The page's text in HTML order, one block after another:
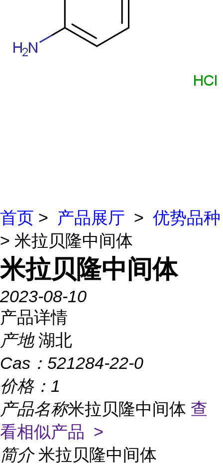
首页 > 产品展厅 > 优势品种
> 米拉贝隆中间体
米拉贝隆中间体
2023-08-10
产品详情
产地 湖北
Cas： 521284-22-0
价格： 1
产品名称米拉贝隆中间体 查
看相似产品 >
简介 米拉贝隆中间体